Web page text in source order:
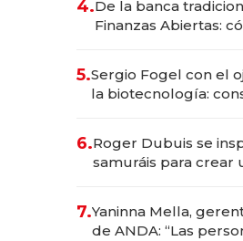
4.De la banca
Finanzas Abiertas:
5.Sergio Fogel con el
la biotecnología:
6.Roger Dubuis se
samuráis para crear
7.Yaninna Mella,
de ANDA: “Las